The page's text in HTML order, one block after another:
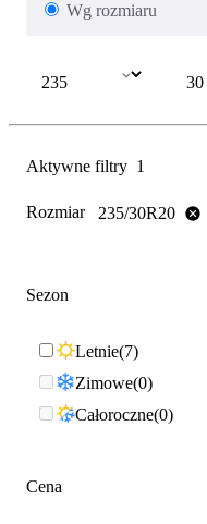
Wg rozmiaru
Aktywne filtry 1
Rozmiar 235/30R20
Sezon
Letnie 7
Zimowe 0
Całoroczne 0
Cena